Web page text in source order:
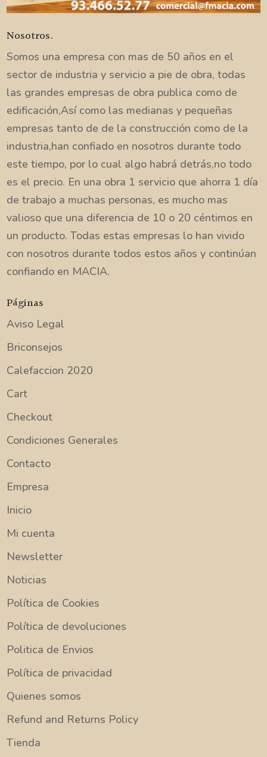
Nosotros.
Somos una empresa con mas de 50 años en el
sector de industria y servicio a pie de obra, todas
las grandes empresas de obra publica como de
edificación,Así como las medianas y pequeñas
empresas tanto de de la construcción como de la
industria,han confiado en nosotros durante todo
este tiempo, por lo cual algo habrá detrás,no todo
es el precio. En una obra 1 servicio que ahorra 1 día
de trabajo a muchas personas, es mucho mas
valioso que una diferencia de 10 o 20 céntimos en
un producto. Todas estas empresas lo han vivido
con nosotros durante todos estos años y continúan
confiando en MACIA.
Páginas
Aviso Legal
Briconsejos
Calefaccion 2020
Cart
Checkout
Condiciones Generales
Contacto
Empresa
Inicio
Mi cuenta
Newsletter
Noticias
Política de Cookies
Política de devoluciones
Politica de Envios
Política de privacidad
Quienes somos
Refund and Returns Policy
Tienda